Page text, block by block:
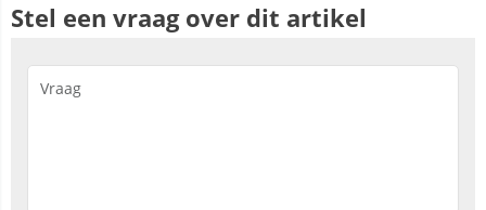
Stel een vraag over dit artikel